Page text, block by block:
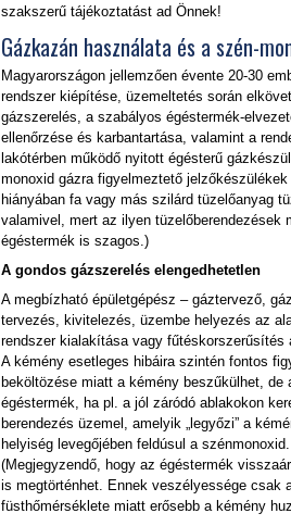
szakszerű tájékoztatást ad Önnek!
Gázkazán használata és a szén-
Magyarországon jellemzően évente 20-30
rendszer kiépítése, üzemeltetés során
gázszerelés, a szabályos égéstermék-
ellenőrzése és karbantartása, valamint a
lakótérben működő nyitott égésterű
monoxid gázra figyelmeztető
hiányában fa vagy más szilárd tüzelőanyag
valamivel, mert az ilyen tüzelőberendezések
égéstermék is szagos.)
A gondos gázszerelés elengedhetetlen
A megbízható épületgépész – gáztervező,
tervezés, kivitelezés, üzembe helyezés az
rendszer kialakítása vagy fűtéskorszerűsítés
A kémény esetleges hibáira szintén fontos
beköltözése miatt a kémény beszűkülhet,
égéstermék, ha pl. a jól záródó ablakokon
berendezés üzemel, amelyik „legyőzi” a
helyiség levegőjében feldúsul a
(Megjegyzendő, hogy az égéstermék
is megtörténhet. Ennek veszélyessége csak
füsthőmérséklete miatt erősebb a kémény